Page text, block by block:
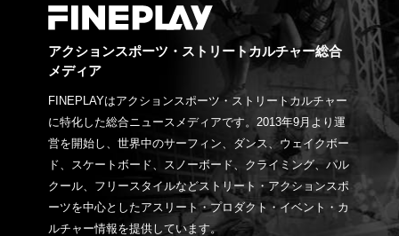
アクションスポーツ・ストリートカルチャー総合
メディア
FINEPLAYはアクションスポーツ・ストリートカルチャー
に特化した総合ニュースメディアです。2013年9月より運
営を開始し、世界中のサーフィン、ダンス、ウェイクボー
ド、スケートボード、スノーボード、クライミング、パル
クール、フリースタイルなどストリート・アクションスポ
ーツを中心としたアスリート・プロダクト・イベント・カ
ルチャー情報を提供しています。